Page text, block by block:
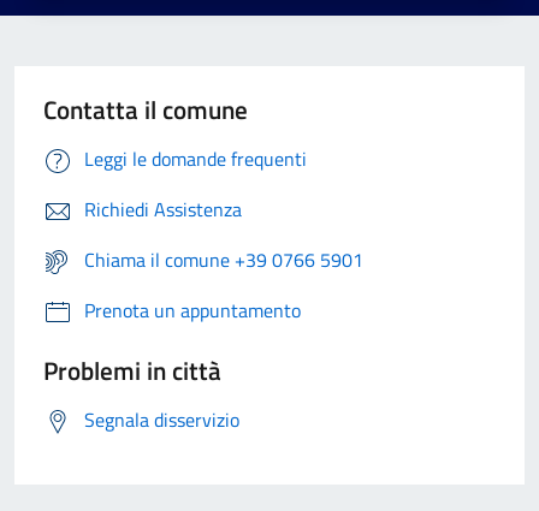
Contatta il comune
Leggi le domande frequenti
Richiedi Assistenza
Chiama il comune +39 0766 5901
Prenota un appuntamento
Problemi in città
Segnala disservizio